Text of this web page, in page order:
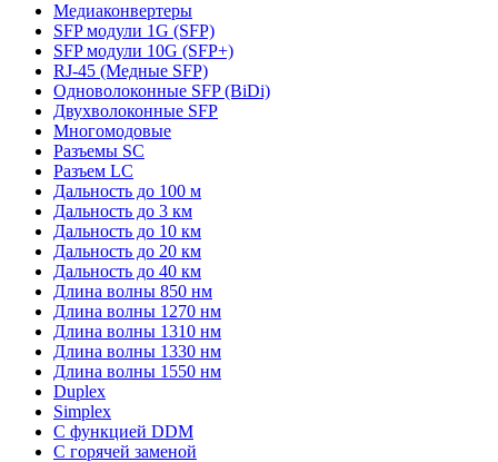
Медиаконвертеры
SFP модули 1G (SFP)
SFP модули 10G (SFP+)
RJ-45 (Медные SFP)
Одноволоконные SFP (BiDi)
Двухволоконные SFP
Многомодовые
Разъемы SC
Разъем LC
Дальность до 100 м
Дальность до 3 км
Дальность до 10 км
Дальность до 20 км
Дальность до 40 км
Длина волны 850 нм
Длина волны 1270 нм
Длина волны 1310 нм
Длина волны 1330 нм
Длина волны 1550 нм
Duplex
Simplex
С функцией DDM
С горячей заменой